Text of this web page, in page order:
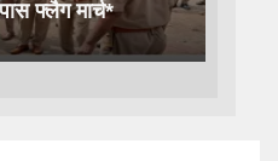
फ्लैग मार्च*